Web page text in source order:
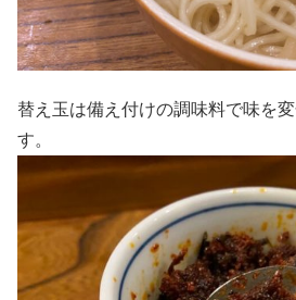
替え玉は備え付けの調味料で味を
す。